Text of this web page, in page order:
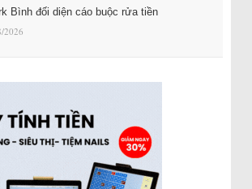
Bình đối diện cáo buộc rửa tiền
2026